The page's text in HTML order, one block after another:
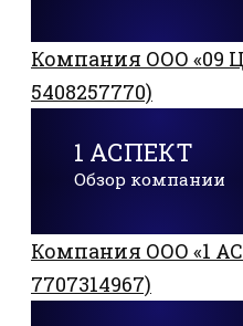
Компания ООО «09
5408257770)
1 АСПЕКТ
Обзор компании
Компания ООО «1
7707314967)